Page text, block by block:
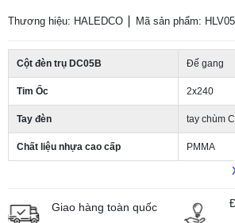
Thương hiệu: HALEDCO Mã sản phẩm:
Cột đèn trụ DC05B Đế gang
Tim Ốc 2x240
Tay đèn tay chùm
Chất liệu nhựa cao cấp PMMA
Giao hàng toàn quốc